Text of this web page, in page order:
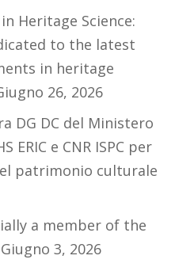
Heritage Science:
to the latest
in heritage
26, 2026
DG DC del Ministero
ERIC e CNR ISPC per
patrimonio culturale
a member of the
Giugno 3, 2026